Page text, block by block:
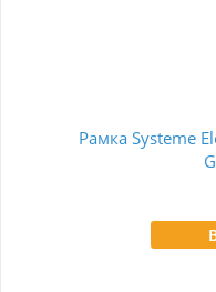
Рамка Systeme